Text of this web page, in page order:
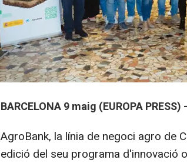
BARCELONA 9 maig (EUROPA PRESS) -
AgroBank, la línia de negoci agro de
edició del seu programa d'innovació